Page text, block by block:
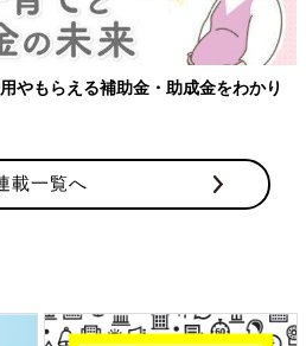
妊婦の感染症対策、知っておいて！
載一覧へ